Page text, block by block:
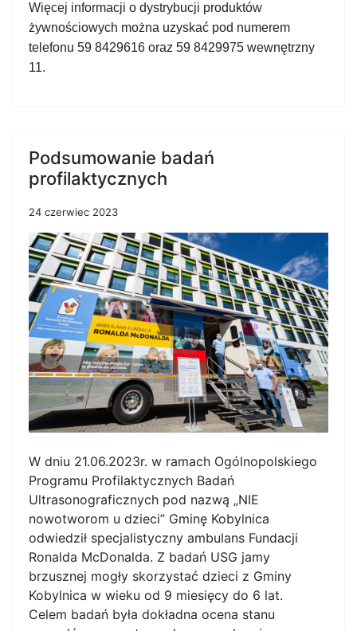
Więcej informacji o dystrybucji produktów
żywnościowych można uzyskać pod numerem
telefonu 59 8429616 oraz 59 8429975 wewnętrzny
11.
Podsumowanie badań
profilaktycznych
24 czerwiec 2023
W dniu 21.06.2023r. w ramach Ogólnopolskiego
Programu Profilaktycznych Badań
Ultrasonograficznych pod nazwą „NIE
nowotworom u dzieci” Gminę Kobylnica
odwiedził specjalistyczny ambulans Fundacji
Ronalda McDonalda. Z badań USG jamy
brzusznej mogły skorzystać dzieci z Gminy
Kobylnica w wieku od 9 miesięcy do 6 lat.
Celem badań była dokładna ocena stanu